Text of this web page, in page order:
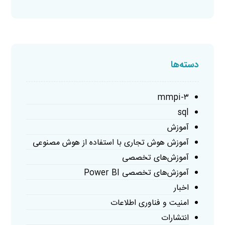
دسته‌ها
mmpi-۳
sql
آموزش
آموزش هوش تجاری با استفاده از هوش مصنوعی
آموزش‌های تخصصی
آموزش‌های تخصصی Power BI
اخبار
امنیت و فناوری اطلاعات
انتشارات